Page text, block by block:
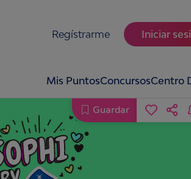
Regístrarme Iniciar
Mis PuntosConcursosCentro
Guardar